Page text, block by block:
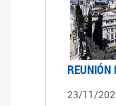
REUNIÓN
23/11/